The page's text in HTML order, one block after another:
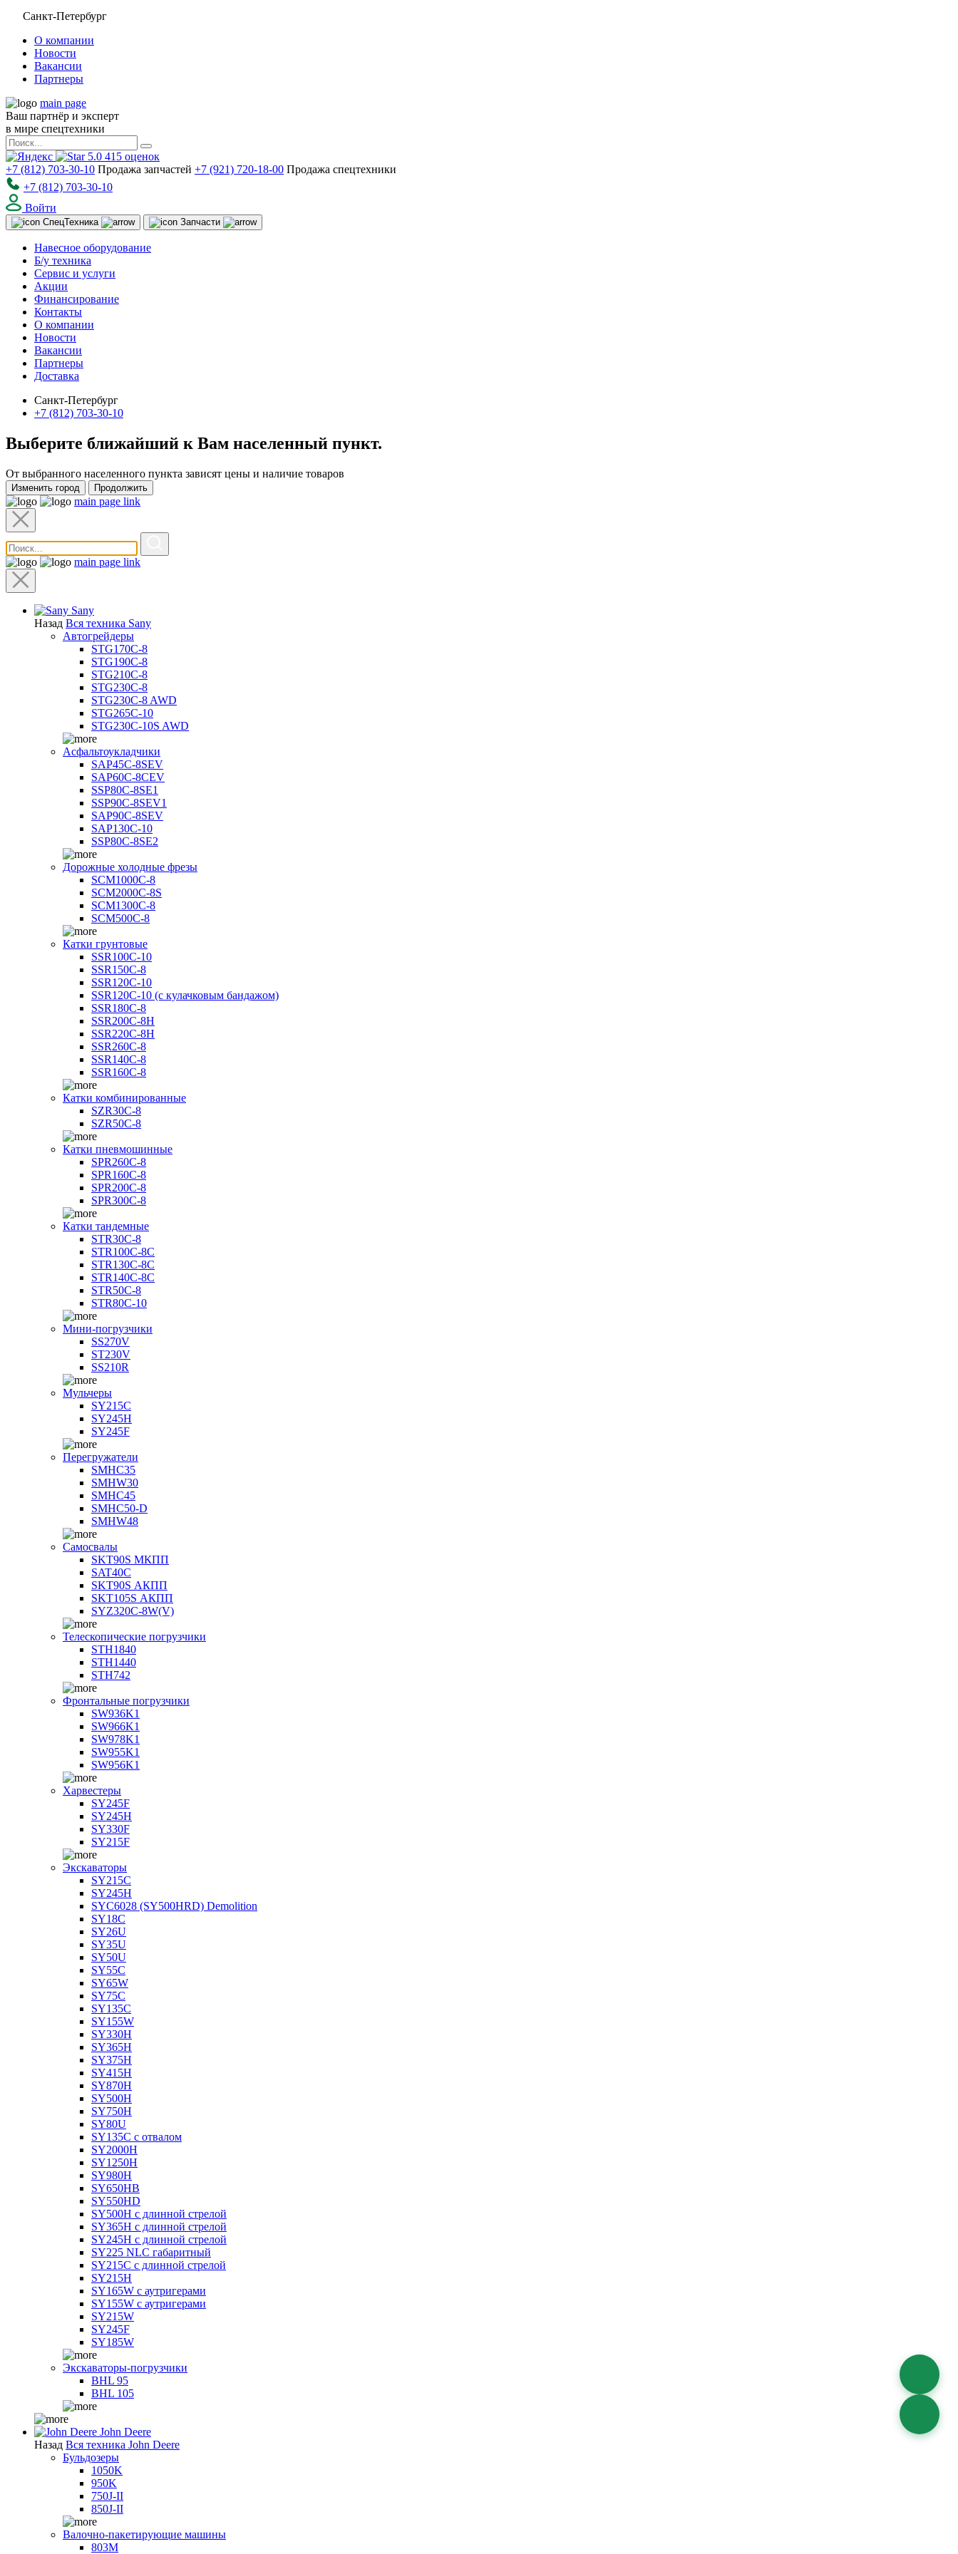
Санкт-Петербург
О компании
Новости
Вакансии
Партнеры
main page
Ваш партнёр и эксперт
в мире спецтехники
5.0 415 оценок
+7 (812) 703-30-10 Продажа запчастей +7 (921) 720-18-00 Продажа спецтехники
+7 (812) 703-30-10
Войти
СпецТехника Запчасти
Навесное оборудование
Б/у техника
Сервис и услуги
Акции
Финансирование
Контакты
О компании
Новости
Вакансии
Партнеры
Доставка
Санкт-Петербург
+7 (812) 703-30-10
Выберите ближайший к Вам населенный пункт.
От выбранного населенного пункта зависят цены и наличие товаров
Изменить город Продолжить
main page link
main page link
Sany
Назад Вся техника Sany
Автогрейдеры
STG170C-8
STG190C-8
STG210C-8
STG230C-8
STG230C-8 AWD
STG265C-10
STG230C-10S AWD
Асфальтоукладчики
SAP45С-8SEV
SAP60C-8CEV
SSP80C-8SE1
SSP90C-8SEV1
SAP90C-8SEV
SAP130C-10
SSP80C-8SE2
Дорожные холодные фрезы
SCM1000C-8
SCM2000C-8S
SCM1300C-8
SCM500C-8
Катки грунтовые
SSR100C-10
SSR150C-8
SSR120C-10
SSR120C-10 (с кулачковым бандажом)
SSR180C-8
SSR200C-8H
SSR220C-8H
SSR260C-8
SSR140C-8
SSR160C-8
Катки комбинированные
SZR30C-8
SZR50C-8
Катки пневмошинные
SPR260C-8
SPR160C-8
SPR200C-8
SPR300C-8
Катки тандемные
STR30C-8
STR100C-8С
STR130C-8С
STR140C-8С
STR50C-8
STR80C-10
Мини-погрузчики
SS270V
ST230V
SS210R
Мульчеры
SY215C
SY245H
SY245F
Перегружатели
SMHC35
SMHW30
SMHC45
SMHC50-D
SMHW48
Самосвалы
SKT90S МКПП
SAT40C
SKT90S АКПП
SKT105S АКПП
SYZ320C-8W(V)
Телескопические погрузчики
STH1840
STH1440
STH742
Фронтальные погрузчики
SW936K1
SW966K1
SW978K1
SW955K1
SW956K1
Харвестеры
SY245F
SY245H
SY330F
SY215F
Экскаваторы
SY215C
SY245H
SYC6028 (SY500HRD) Demolition
SY18C
SY26U
SY35U
SY50U
SY55C
SY65W
SY75C
SY135C
SY155W
SY330H
SY365H
SY375H
SY415H
SY870H
SY500H
SY750H
SY80U
SY135C с отвалом
SY2000H
SY1250H
SY980H
SY650HB
SY550HD
SY500H с длинной стрелой
SY365H с длинной стрелой
SY245H с длинной стрелой
SY225 NLC габаритный
SY215C с длинной стрелой
SY215H
SY165W с аутригерами
SY155W с аутригерами
SY215W
SY245F
SY185W
Экскаваторы-погрузчики
BHL 95
BHL 105
John Deere
Назад Вся техника John Deere
Бульдозеры
1050K
950K
750J-II
850J-II
Валочно-пакетирующие машины
803M